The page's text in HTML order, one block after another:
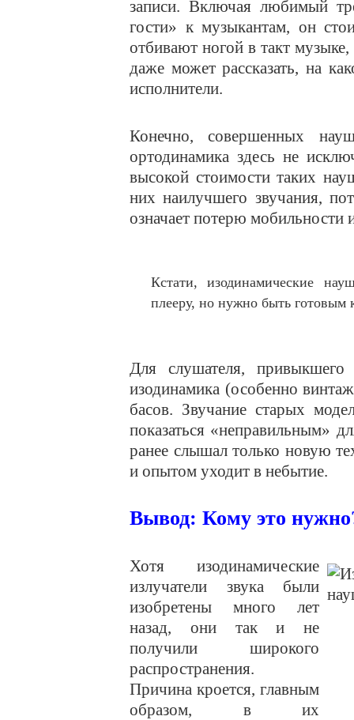
записи. Включая любимый
гости» к музыкантам, он
отбивают ногой в такт
даже может рассказать, на
исполнители.
Конечно, совершенных
ортодинамика здесь не
высокой стоимости таких
них наилучшего звучания,
означает потерю мобильности
Кстати, изодинамические
плееру, но нужно быть готовым
Для слушателя,
изодинамика (особенно
басов. Звучание старых
показаться «неправильным»
ранее слышал только новую
и опытом уходит в небытие.
Вывод: Кому это
Хотя изодинамические
излучатели звука были
изобретены много лет
назад, они так и не
получили широкого
распространения.
Причина кроется, главным
образом, в их